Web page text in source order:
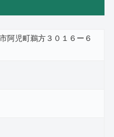
阿児町鵜方３０１６ー６